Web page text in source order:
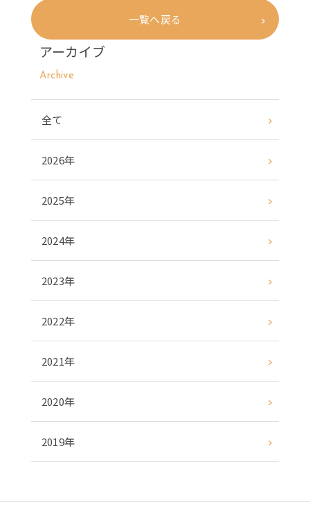
一覧へ戻る
アーカイブ
Archive
全て
2026年
2025年
2024年
2023年
2022年
2021年
2020年
2019年